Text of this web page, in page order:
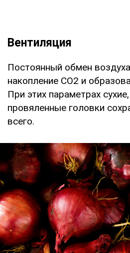
Вентиляция
Постоянный обмен
накопление CO2 и
При этих параметрах
провяленные головки
всего.